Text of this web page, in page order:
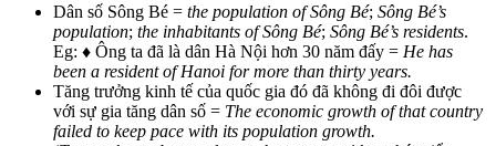
Dân số Sông Bé = the population of Sông Bé; Sông Bé’s
population; the inhabitants of Sông Bé; Sông Bé’s residents.
Eg: ♦ Ông ta đã là dân Hà Nội hơn 30 năm đấy = He has
been a resident of Hanoi for more than thirty years.
Tăng trưởng kinh tế của quốc gia đó đã không đi đôi được
với sự gia tăng dân số = The economic growth of that country
failed to keep pace with its population growth.